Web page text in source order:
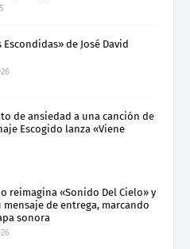
de José David
de ansiedad a una canción de
Escogido lanza «Viene
reimagina «Sonido Del Cielo» y
de entrega, marcando
sonora